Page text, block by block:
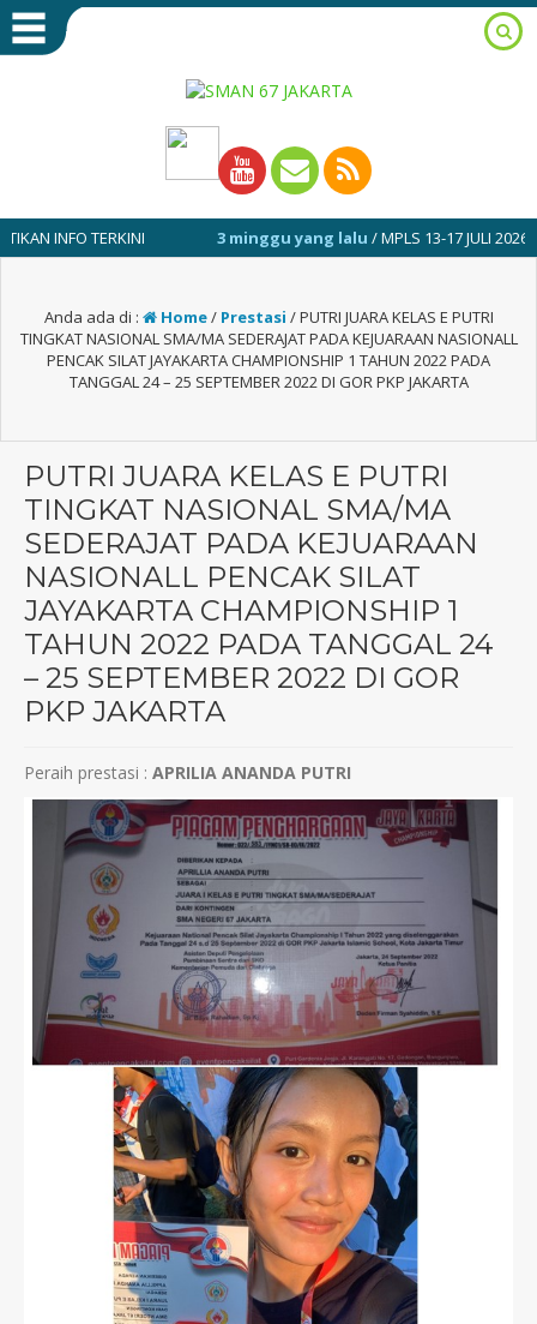
TERKINI 3 minggu yang lalu/ MPLS 13-17 JULI 2026
Anda ada di : Home/ Prestasi /PUTRI JUARA KELAS E PUTRI
TINGKAT NASIONAL SMA/MA SEDERAJAT PADA KEJUARAAN NASIONALL
PENCAK SILAT JAYAKARTA CHAMPIONSHIP 1 TAHUN 2022 PADA
TANGGAL 24 – 25 SEPTEMBER 2022 DI GOR PKP JAKARTA
PUTRI JUARA KELAS E PUTRI
TINGKAT NASIONAL SMA/MA
SEDERAJAT PADA KEJUARAAN
NASIONALL PENCAK SILAT
JAYAKARTA CHAMPIONSHIP 1
TAHUN 2022 PADA TANGGAL 24
– 25 SEPTEMBER 2022 DI GOR
PKP JAKARTA
Peraih prestasi : APRILIA ANANDA PUTRI